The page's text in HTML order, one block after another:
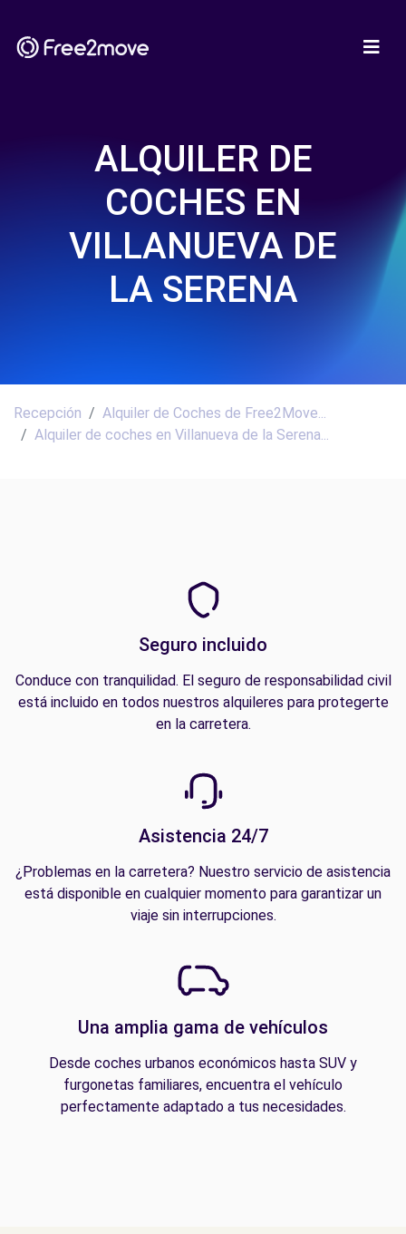
ALQUILER DE
COCHES EN
VILLANUEVA DE
LA SERENA
Recepción
Alquiler de Coches de Free2Move...
Alquiler de coches en Villanueva de la Serena...
Seguro incluido
Conduce con tranquilidad. El seguro de responsabilidad civil
está incluido en todos nuestros alquileres para protegerte
en la carretera.
Asistencia 24/7
¿Problemas en la carretera? Nuestro servicio de asistencia
está disponible en cualquier momento para garantizar un
viaje sin interrupciones.
Una amplia gama de vehículos
Desde coches urbanos económicos hasta SUV y
furgonetas familiares, encuentra el vehículo
perfectamente adaptado a tus necesidades.